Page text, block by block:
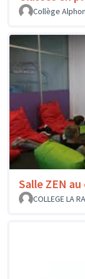
Collège
Salle ZEN
COLLEGE LA